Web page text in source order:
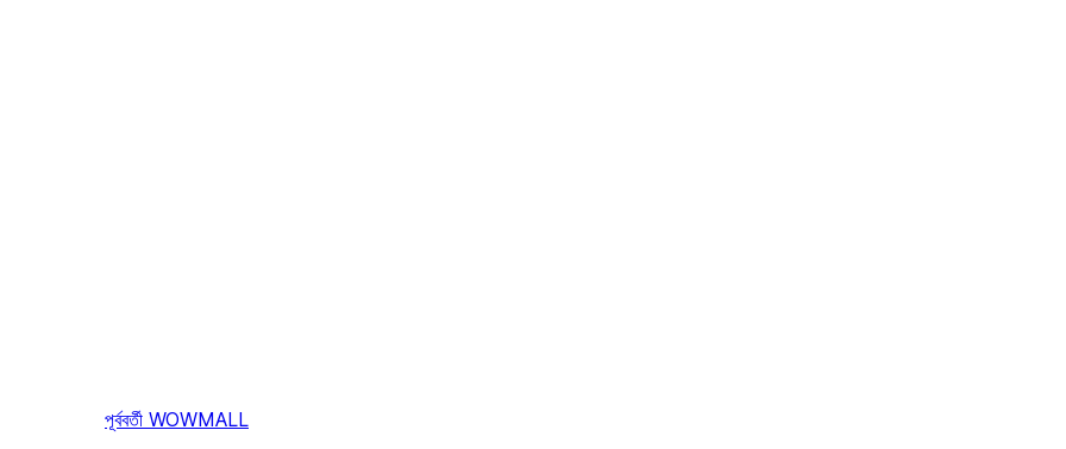
পূর্ববর্তী WOWMALL